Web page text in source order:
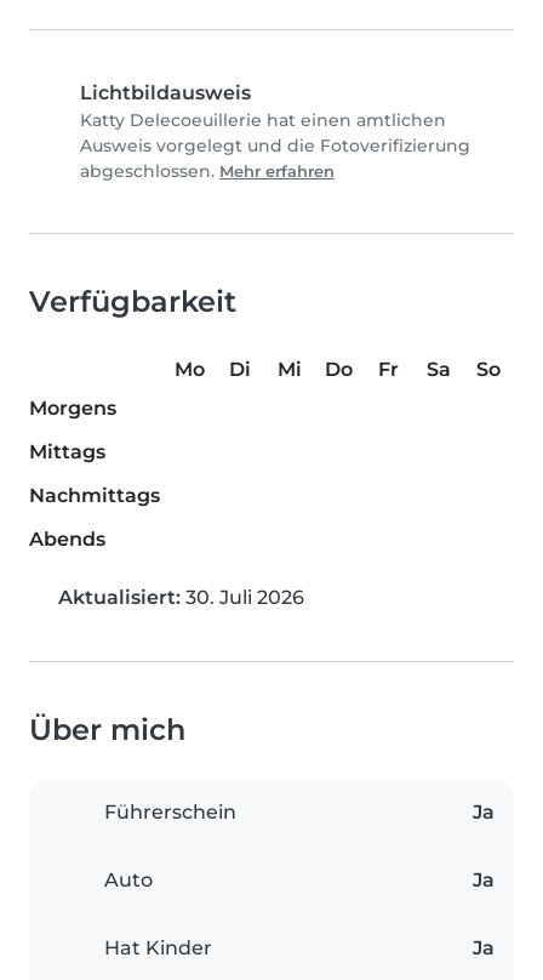
Lichtbildausweis
Katty Delecoeuillerie hat einen amtlichen
Ausweis vorgelegt und die Fotoverifizierung
abgeschlossen. Mehr erfahren
Verfügbarkeit
Mo Di Mi Do Fr Sa
So
Morgens
Mittags
Nachmittags
Abends
Aktualisiert: 30. Juli 2026
Über mich
Führerschein Ja
Auto Ja
Hat Kinder Ja